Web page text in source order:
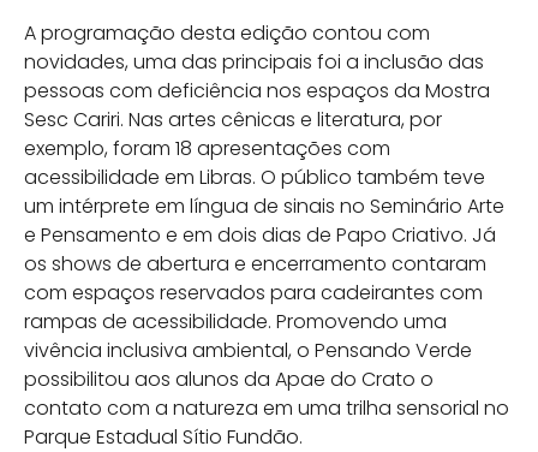
A programação desta edição contou com
novidades, uma das principais foi a inclusão das
pessoas com deficiência nos espaços da Mostra
Sesc Cariri. Nas artes cênicas e literatura, por
exemplo, foram 18 apresentações com
acessibilidade em Libras. O público também teve
um intérprete em língua de sinais no Seminário Arte
e Pensamento e em dois dias de Papo Criativo. Já
os shows de abertura e encerramento contaram
com espaços reservados para cadeirantes com
rampas de acessibilidade. Promovendo uma
vivência inclusiva ambiental, o Pensando Verde
possibilitou aos alunos da Apae do Crato o
contato com a natureza em uma trilha sensorial no
Parque Estadual Sítio Fundão.